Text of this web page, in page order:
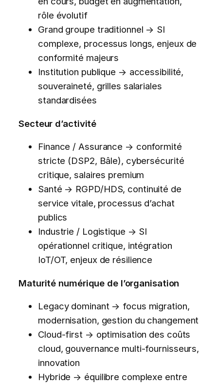
rôle évolutif
Grand groupe traditionnel → SI
complexe, processus longs, enjeux de
conformité majeurs
Institution publique → accessibilité,
souveraineté, grilles salariales
standardisées
Secteur d’activité
Finance / Assurance → conformité
stricte (DSP2, Bâle), cybersécurité
critique, salaires premium
Santé → RGPD/HDS, continuité de
service vitale, processus d’achat
publics
Industrie / Logistique → SI
opérationnel critique, intégration
IoT/OT, enjeux de résilience
Maturité numérique de l’organisation
Legacy dominant → focus migration,
modernisation, gestion du changement
Cloud-first → optimisation des coûts
cloud, gouvernance multi-fournisseurs,
innovation
Hybride → équilibre complexe entre